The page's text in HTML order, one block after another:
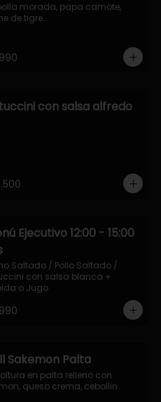
morada, papa camote,
de tigre.
con salsa alfredo
Ejecutivo 12:00 - 15:00
Saltado / Pollo Saltado /
con salsa blanca +
o Jugo
Sakemon Palta
en palta relleno con
queso crema, cebollin.